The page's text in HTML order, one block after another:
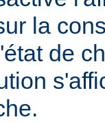
la
de